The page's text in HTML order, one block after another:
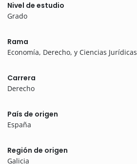
Nivel de estudio
Grado
Rama
Economía, Derecho, y Ciencias Jurídicas
Carrera
Derecho
País de origen
España
Región de origen
Galicia